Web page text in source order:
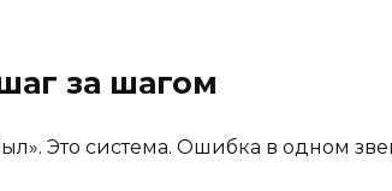
за шагом
Это система. Ошибка в одном